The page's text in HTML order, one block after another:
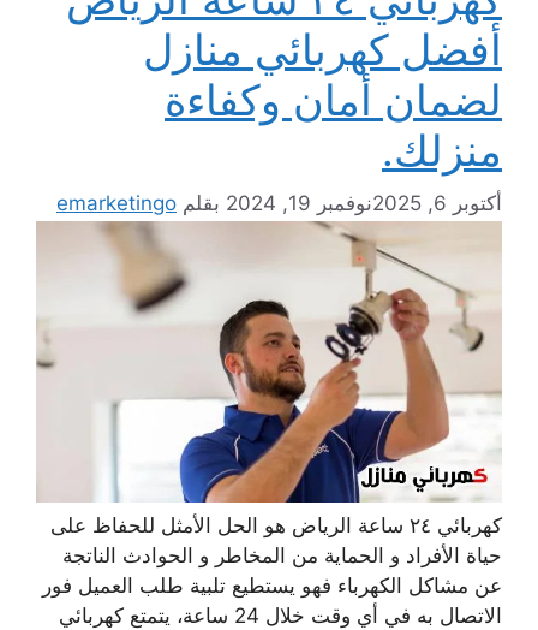
أفضل كهربائي منازل
لضمان أمان وكفاءة
منزلك.
أكتوبر 6, 2025 نوفمبر 19, 2024 بقلم emarketingo
كهربائي ٢٤ ساعة الرياض هو الحل الأمثل للحفاظ على
حياة الأفراد و الحماية من المخاطر و الحوادث الناتجة
عن مشاكل الكهرباء فهو يستطيع تلبية طلب العميل فور
الاتصال به في أي وقت خلال 24 ساعة، يتمتع كهربائي